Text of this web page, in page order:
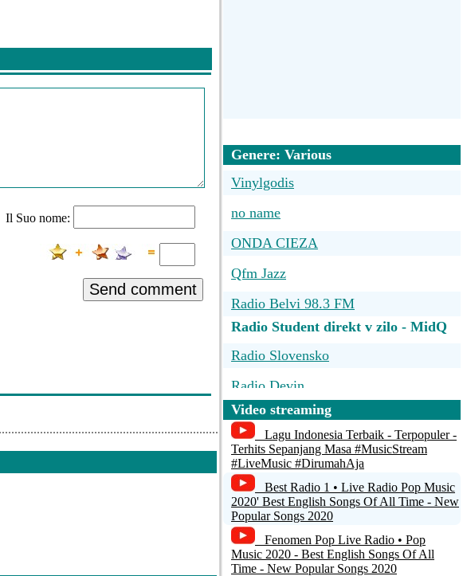
Il Suo nome:
Send comment
Genere: Various
Vinylgodis
no name
ONDA CIEZA
Qfm Jazz
Radio Belvi 98.3 FM
Radio Student direkt v zilo - MidQ
Radio Slovensko
Radio Devin
Radio FM
Radio Regina
Radio Patria
Video streaming
Lagu Indonesia Terbaik - Terpopuler -
Terhits Sepanjang Masa #MusicStream
#LiveMusic #DirumahAja
Best Radio 1 • Live Radio Pop Music
2020' Best English Songs Of All Time - New
Popular Songs 2020
Fenomen Pop Live Radio • Pop
Music 2020 - Best English Songs Of All
Time - New Popular Songs 2020